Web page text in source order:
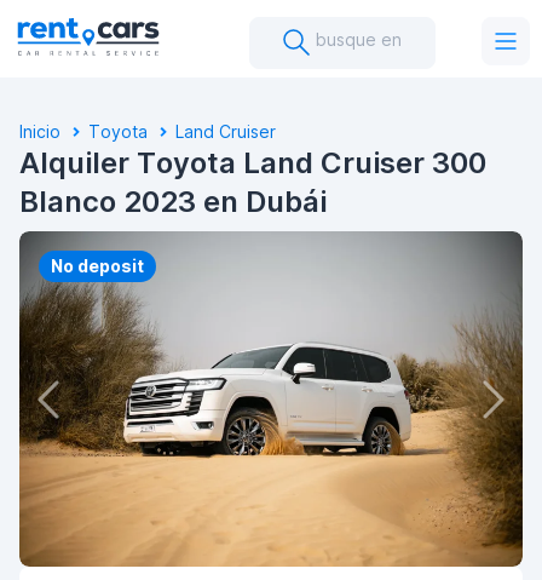
busque en
Inicio Toyota Land Cruiser
Alquiler Toyota Land Cruiser 300
Blanco 2023 en Dubái
No deposit